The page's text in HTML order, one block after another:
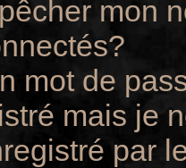
mon
mot de
mais je
par